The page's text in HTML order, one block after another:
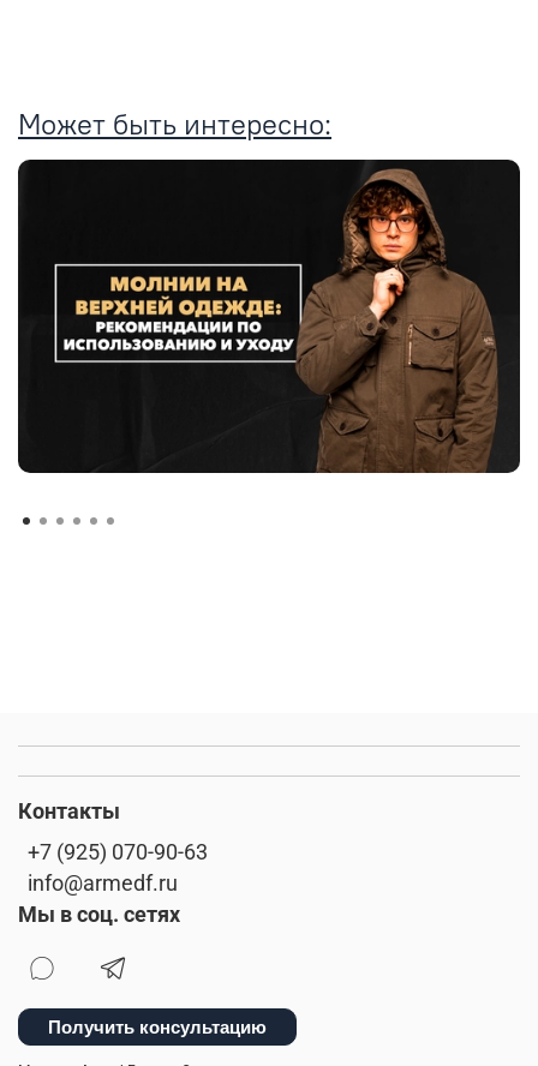
Может быть интересно:
Контакты
+7 (925) 070-90-63
info@armedf.ru
Мы в соц. сетях
Получить консультацию